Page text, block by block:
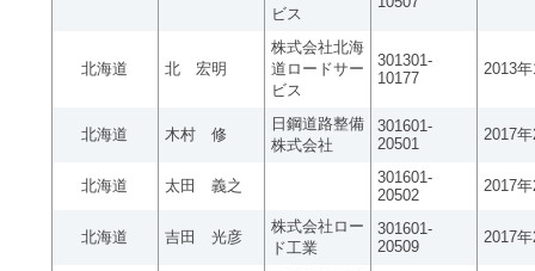
ビス
北海道 北 宏明
株式会社北海
道ロードサー
ビス
301301-
10177
2013
北海道 木村 修
日鋼道路整備
株式会社
301601-
20501
2017
北海道 太田 義之
301601-
20502
2017
北海道 吉田 光彦
株式会社ロー
ド工業
301601-
20509
2017